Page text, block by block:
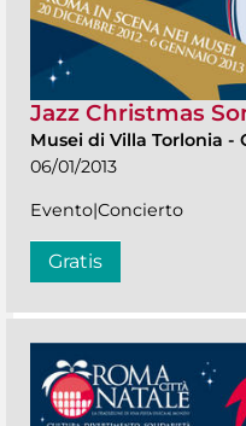
Jazz Christmas
Musei di Villa Torlonia -
06/01/2013
Evento|Concierto
Gratis